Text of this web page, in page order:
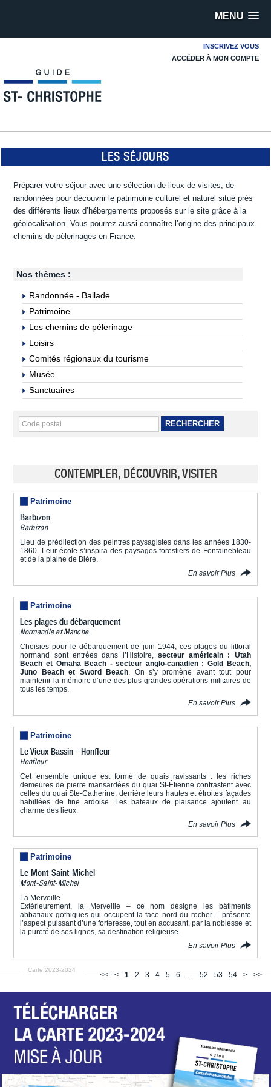
MENU
INSCRIVEZ VOUS
ACCÉDER À MON COMPTE
LES SÉJOURS
Préparer votre séjour avec une sélection de lieux de visites, de
randonnées pour découvrir le patrimoine culturel et naturel situé près
des différents lieux d’hébergements proposés sur le site grâce à la
géolocalisation. Vous pourrez aussi connaître l’origine des principaux
chemins de pèlerinages en France.
Nos thèmes :
Randonnée - Ballade
Patrimoine
Les chemins de pélerinage
Loisirs
Comités régionaux du tourisme
Musée
Sanctuaires
RECHERCHER
CONTEMPLER, DÉCOUVRIR, VISITER
Patrimoine
Barbizon
Barbizon
Lieu de prédilection des peintres paysagistes dans les années 1830-
1860. Leur école s’inspira des paysages forestiers de Fontainebleau
et de la plaine de Bière.
En savoir Plus
Patrimoine
Les plages du débarquement
Normandie et Manche
Choisies pour le débarquement de juin 1944, ces plages du littoral
normand sont entrées dans l’Histoire, secteur américain : Utah
Beach et Omaha Beach - secteur anglo-canadien : Gold Beach,
Juno Beach et Sword Beach. On s’y promène avant tout pour
maintenir la mémoire d’une des plus grandes opérations militaires de
tous les temps.
En savoir Plus
Patrimoine
Le Vieux Bassin - Honfleur
Honfleur
Cet ensemble unique est formé de quais ravissants : les riches
demeures de pierre mansardées du quai St-Étienne contrastent avec
celles du quai Ste-Catherine, derrière leurs hautes et étroites façades
habillées de fine ardoise. Les bateaux de plaisance ajoutent au
charme des lieux.
En savoir Plus
Patrimoine
Le Mont-Saint-Michel
Mont-Saint-Michel
La Merveille
Extérieurement, la Merveille – ce nom désigne les bâtiments
abbatiaux gothiques qui occupent la face nord du rocher – présente
l’aspect puissant d’une forteresse, tout en accusant, par la noblesse et
la pureté de ses lignes, sa destination religieuse.
En savoir Plus
<< < 1 2 3 4 5 6 … 52 53 54 > >>
Carte 2023-2024